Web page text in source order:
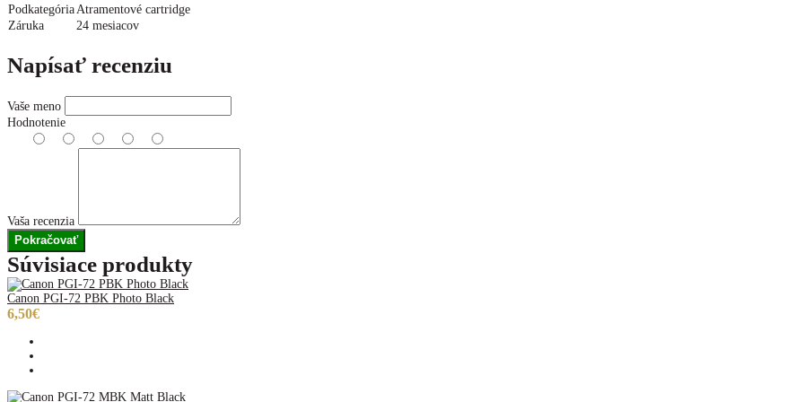
Podkategória Atramentové cartridge
Záruka
24 mesiacov
Napísať recenziu
Vaše meno
Hodnotenie
Vaša recenzia
Pokračovať
Súvisiace produkty
Canon PGI-72 PBK Photo Black
6,50€